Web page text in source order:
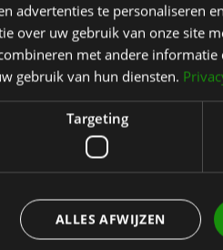
facelift
van het gezicht.
weefsels worden gelift,
voor milde tot matige
terwijl een
terwijl een
doeleinden en
advertenties te personaliseren
over uw gebruik van onze site
met andere
gebruik van hun diensten.
Targeting
ALLES AFWIJZEN